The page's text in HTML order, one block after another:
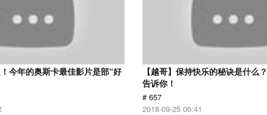
今年的奥斯卡最佳影片是部“好
【越哥】保持快乐的秘诀是什么
告诉你！
# 657
2018-09-25 06:41